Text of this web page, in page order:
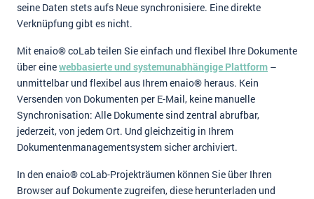
seine Daten stets aufs Neue synchronisiere. Eine direkte
Verknüpfung gibt es nicht.
Mit enaio® coLab teilen Sie einfach und flexibel Ihre Dokumente
über einewebbasierte und systemunabhängige Plattform –
unmittelbar und flexibel aus Ihrem enaio® heraus. Kein
Versenden von Dokumenten per E-Mail, keine manuelle
Synchronisation: Alle Dokumente sind zentral abrufbar,
jederzeit, von jedem Ort. Und gleichzeitig in Ihrem
Dokumentenmanagementsystem sicher archiviert.
In den enaio® coLab-Projekträumen können Sie über Ihren
Browser auf Dokumente zugreifen, diese herunterladen und